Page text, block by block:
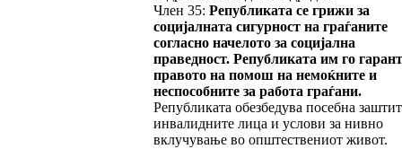
Член 35: Републиката се грижи за
социјалната сигурност на граѓаните
согласно начелото за социјална
праведност. Републиката им го
правото на помош на немоќните и
неспособните за работа граѓани.
Републиката обезбедува посебна
инвалидните лица и услови за нивно
вклучување во општествениот живот.